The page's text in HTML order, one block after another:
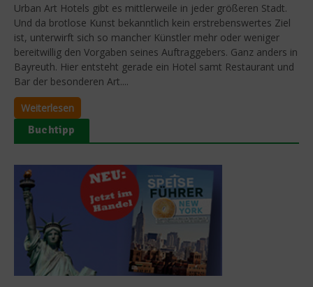
Urban Art Hotels gibt es mittlerweile in jeder größeren Stadt.
Und da brotlose Kunst bekanntlich kein erstrebenswertes Ziel
ist, unterwirft sich so mancher Künstler mehr oder weniger
bereitwillig den Vorgaben seines Auftraggebers. Ganz anders in
Bayreuth. Hier entsteht gerade ein Hotel samt Restaurant und
Bar der besonderen Art....
Weiterlesen
Buchtipp